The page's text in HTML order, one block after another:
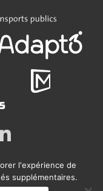
l'expérience de
supplémentaires.